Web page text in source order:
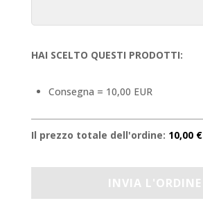
HAI SCELTO QUESTI PRODOTTI:
Consegna = 10,00 EUR
Il prezzo totale dell'ordine: 10,00 €